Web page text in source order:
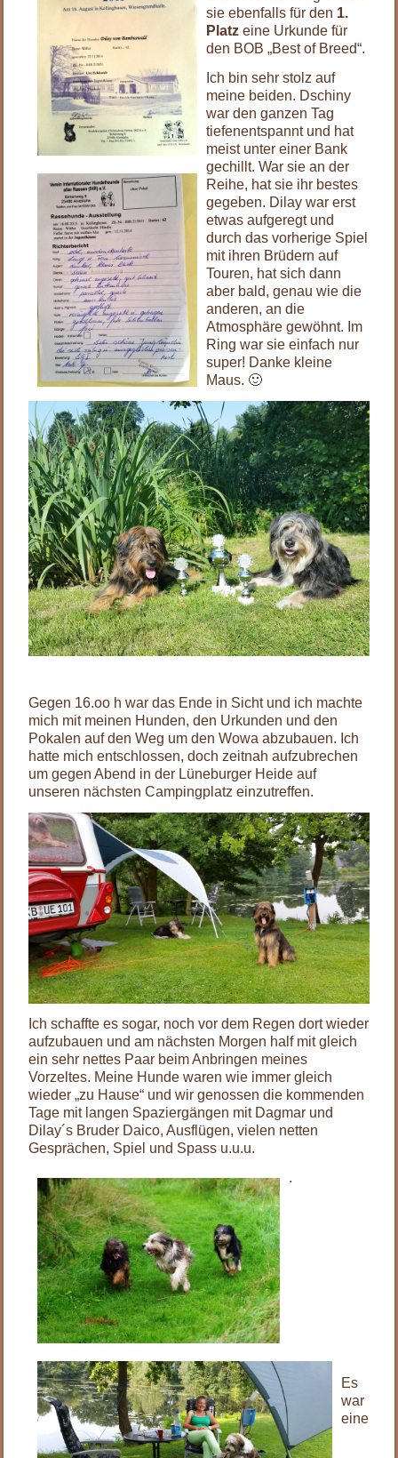
sie ebenfalls für den 1.
Platz eine Urkunde für
den BOB „Best of Breed“.
Ich bin sehr stolz auf
meine beiden. Dschiny
war den ganzen Tag
tiefenentspannt und hat
meist unter einer Bank
gechillt. War sie an der
Reihe, hat sie ihr bestes
gegeben. Dilay war erst
etwas aufgeregt und
durch das vorherige Spiel
mit ihren Brüdern auf
Touren, hat sich dann
aber bald, genau wie die
anderen, an die
Atmosphäre gewöhnt. Im
Ring war sie einfach nur
super! Danke kleine
Maus. 🙂
Gegen 16.oo h war das Ende in Sicht und ich machte
mich mit meinen Hunden, den Urkunden und den
Pokalen auf den Weg um den Wowa abzubauen. Ich
hatte mich entschlossen, doch zeitnah aufzubrechen
um gegen Abend in der Lüneburger Heide auf
unseren nächsten Campingplatz einzutreffen.
Ich schaffte es sogar, noch vor dem Regen dort wieder
aufzubauen und am nächsten Morgen half mit gleich
ein sehr nettes Paar beim Anbringen meines
Vorzeltes. Meine Hunde waren wie immer gleich
wieder „zu Hause“ und wir genossen die kommenden
Tage mit langen Spaziergängen mit Dagmar und
Dilay´s Bruder Daico, Ausflügen, vielen netten
Gesprächen, Spiel und Spass u.u.u.
.
Es
war
eine